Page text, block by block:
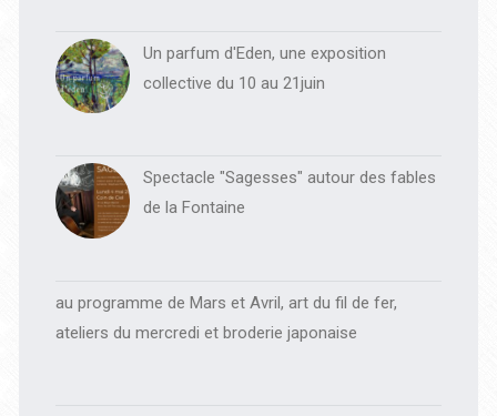
Un parfum d'Eden, une exposition
collective du 10 au 21juin
Spectacle "Sagesses" autour des fables
de la Fontaine
au programme de Mars et Avril, art du fil de fer,
ateliers du mercredi et broderie japonaise